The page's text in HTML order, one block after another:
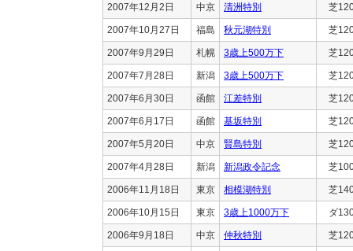
2007年12月2日 中京 清洲特別 芝
2007年10月27日 福島 秋元湖特別 芝
2007年9月29日 札幌 3歳上500万下 芝
2007年7月28日 新潟 3歳上500万下 芝
2007年6月30日 函館 江差特別 芝
2007年6月17日 函館 基坂特別 芝
2007年5月20日 中京 賢島特別 芝
2007年4月28日 新潟 新潟政令記念 芝
2006年11月18日 東京 相模湖特別 芝
2006年10月15日 東京 3歳上1000万下 ダ
2006年9月18日 中京 仲秋特別 芝